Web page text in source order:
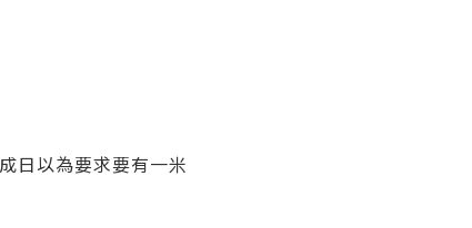
日以為要求要有一米